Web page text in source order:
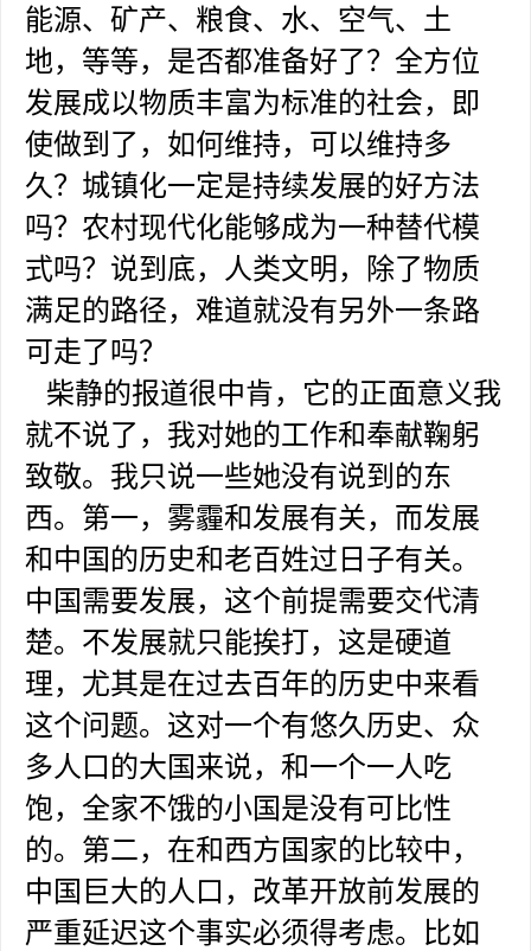
能源、矿产、粮食、水、空气、土
地，等等，是否都准备好了？全方位
发展成以物质丰富为标准的社会，即
使做到了，如何维持，可以维持多
久？城镇化一定是持续发展的好方法
吗？农村现代化能够成为一种替代模
式吗？说到底，人类文明，除了物质
满足的路径，难道就没有另外一条路
可走了吗？
柴静的报道很中肯，它的正面意义我
就不说了，我对她的工作和奉献鞠躬
致敬。我只说一些她没有说到的东
西。第一，雾霾和发展有关，而发展
和中国的历史和老百姓过日子有关。
中国需要发展，这个前提需要交代清
楚。不发展就只能挨打，这是硬道
理，尤其是在过去百年的历史中来看
这个问题。这对一个有悠久历史、众
多人口的大国来说，和一个一人吃
饱，全家不饿的小国是没有可比性
的。第二，在和西方国家的比较中，
中国巨大的人口，改革开放前发展的
严重延迟这个事实必须得考虑。比如